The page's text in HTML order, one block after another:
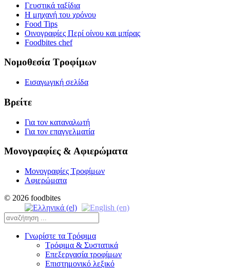
Γευστικά ταξίδια
Η μηχανή του χρόνου
Food Tips
Οινογραφίες Περί οίνου και μπίρας
Foodbites chef
Νομοθεσία Τροφίμων
Εισαγωγική σελίδα
Βρείτε
Για τον καταναλωτή
Για τον επαγγελματία
Μονογραφίες & Αφιερώματα
Μονογραφίες Τροφίμων
Αφιερώματα
© 2026 foodbites
Γνωρίστε τα Τρόφιμα
Τρόφιμα & Συστατικά
Επεξεργασία τροφίμων
Επιστημονικό λεξικό